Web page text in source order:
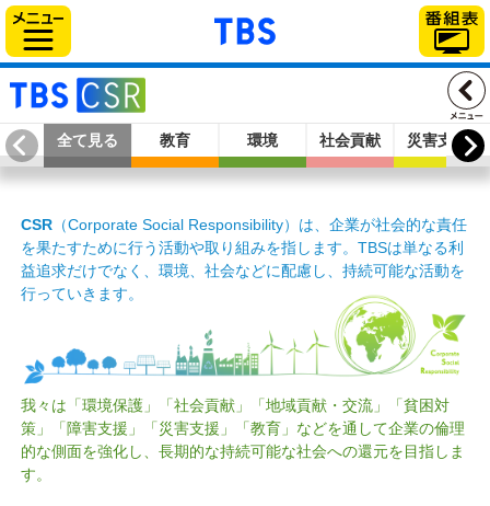
「TBSテレビ」トップ
全て見る 教育 環境 社会貢献 災害支援
CSR（Corporate Social Responsibility） は、企業が社会的な責任
を果たすために行う活動や取り組みを指します。TBSは単なる利
益追求だけでなく、環境、社会などに配慮し、持続可能な活動を
行っていきます。
我々は「環境保護」「社会貢献」「地域貢献・交流」「貧困対
策」「障害支援」「災害支援」「教育」などを通して企業の倫理
的な側面を強化し、長期的な持続可能な社会への還元を目指しま
す。